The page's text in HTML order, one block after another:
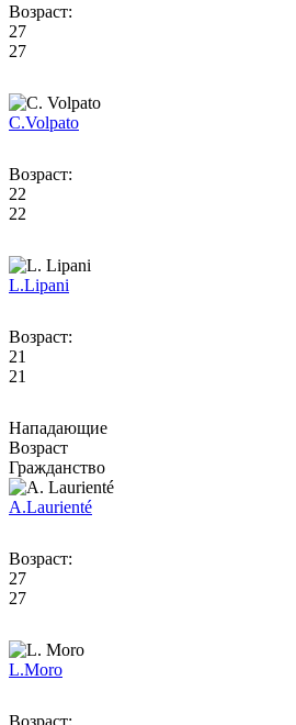
Возраст:
27
27
C.Volpato
Возраст:
22
22
L.Lipani
Возраст:
21
21
Нападающие
Возраст
Гражданство
A.Laurienté
Возраст:
27
27
L.Moro
Возраст: